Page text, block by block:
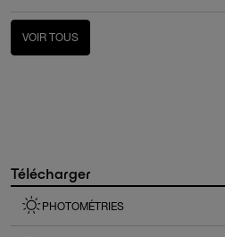
VOIR TOUS
Télécharger
PHOTOMÉTRIES